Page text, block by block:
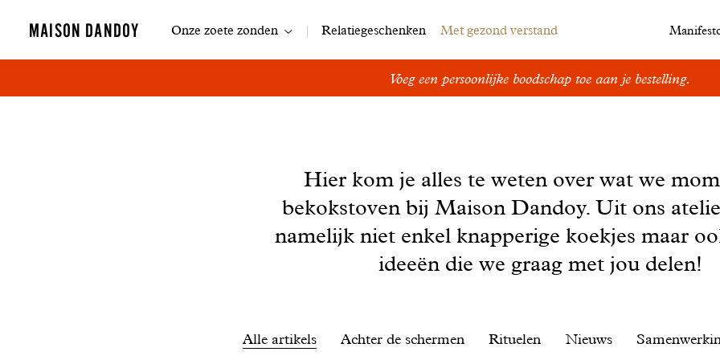
MAISON DANDOY Navigatie
Onze zoete zonden Relatiegeschenken Met gezond verstand
Voeg een persoonlijke boodschap toe aan je bestelling.
Hier kom je alles te weten over wat we
bekokstoven bij Maison Dandoy. Uit ons
namelijk niet enkel knapperige koekjes maar
ideeën die we graag met jou delen!
Alle artikels Achter de schermen Rituelen Nieuws